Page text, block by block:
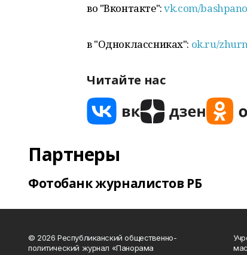
во "Вконтакте":vk.com/
в "Одноклассниках": ok.ru/
Читайте нас
Партнеры
Фотобанк журналистов РБ
© 2026 Республиканский общественно-
политический журнал «Панорама